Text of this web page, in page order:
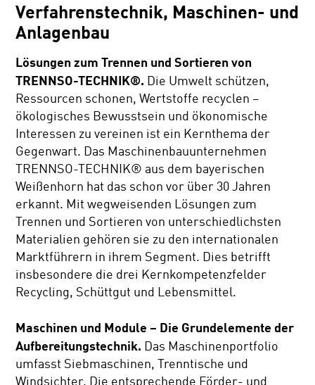
Verfahrenstechnik, Maschinen- und
Anlagenbau
Lösungen zum Trennen und Sortieren von
TRENNSO-TECHNIK®. Die Umwelt schützen,
Ressourcen schonen, Wertstoffe recyclen –
ökologisches Bewusstsein und ökonomische
Interessen zu vereinen ist ein Kernthema der
Gegenwart. Das Maschinenbauunternehmen
TRENNSO-TECHNIK® aus dem bayerischen
Weißenhorn hat das schon vor über 30 Jahren
erkannt. Mit wegweisenden Lösungen zum
Trennen und Sortieren von unterschiedlichsten
Materialien gehören sie zu den internationalen
Marktführern in ihrem Segment. Dies betrifft
insbesondere die drei Kernkompetenzfelder
Recycling, Schüttgut und Lebensmittel.
Maschinen und Module – Die Grundelemente der
Aufbereitungstechnik. Das Maschinenportfolio
umfasst Siebmaschinen, Trenntische und
Windsichter. Die entsprechende Förder- und